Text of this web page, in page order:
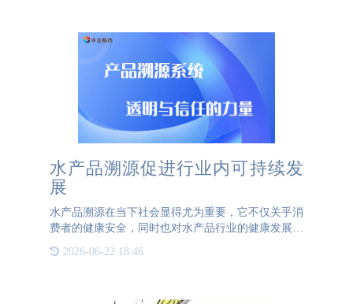
水产品溯源促进行业内可持续发
展
水产品溯源在当下社会显得尤为重要，它不仅关乎消
费者的健康安全，同时也对水产品行业的健康发展起
产地、养殖、加工、运输到销售等全过程的可追溯管
2026-06-22 18:46